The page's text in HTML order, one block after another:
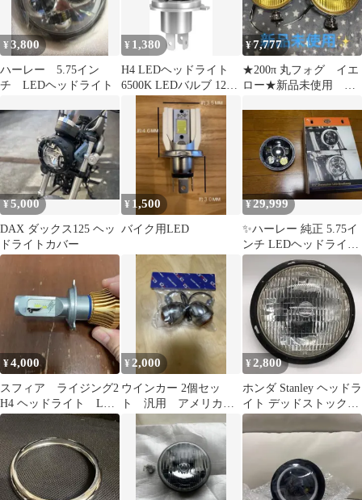
¥3,800
ハーレー 5.75イン
チ LEDヘッドライト
¥ 1,380
H4 LEDヘッドライト
6500K LEDバルブ 12V
24V兼用
¥7,777
★200π 丸フォグ イエ
ロー★新品未使用 ト
¥5,000
DAX ダックス125 ヘッ
ドライトカバー
¥ 1,500
バイク用LED
¥29,999
✨ハーレー 純正 5.75イ
ンチ LEDヘッドライト
日本仕様 ✨
¥4,000
スフィア ライジング2
H4 ヘッドライト LED
中古 動作確認済
¥ 2,000
ウインカー 2個セッ
ト 汎用 アメリカ
ン 国産 スティー
ド ドラッグスター
¥2,800
ホンダ Stanley ヘッドラ
イト デッドストック
33100-SAO-962